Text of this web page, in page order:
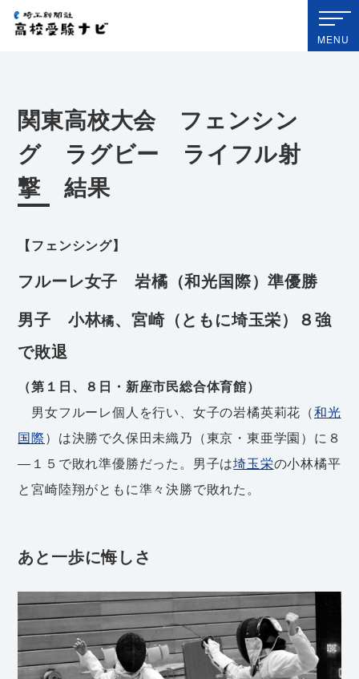
埼玉新聞社 高校受験ナビ
MENU
関東高校大会 フェンシン
グ ラグビー ライフル射
撃 結果
【フェンシング】
フルーレ女子 岩橘（和光国際）準優勝
男子 小林橘、宮崎（ともに埼玉栄）８強
で敗退
（第１日、８日・新座市民総合体育館）
男女フルーレ個人を行い、女子の岩橘英莉花（和光
国際）は決勝で久保田未織乃（東京・東亜学園）に８
―１５で敗れ準優勝だった。男子は埼玉栄の小林橘平
と宮崎陸翔がともに準々決勝で敗れた。
あと一歩に悔しさ